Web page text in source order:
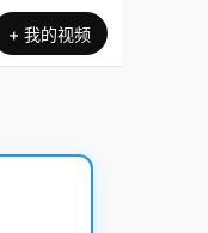
+ 我的视频